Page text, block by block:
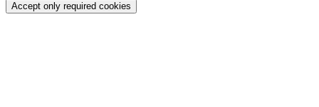
Accept only required cookies